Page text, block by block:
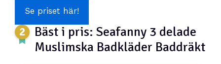
Se priset här!
Bäst i pris: Seafanny 3 delade
Muslimska Badkläder Baddräkt